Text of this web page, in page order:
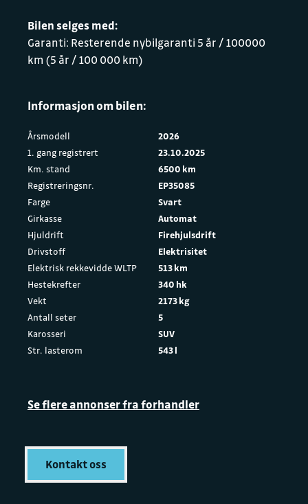
Bilen selges med:
Garanti: Resterende nybilgaranti 5 år / 100000
km (5 år / 100 000 km)
Informasjon om bilen:
Årsmodell
2026
1. gang registrert
23.10.2025
Km. stand
6500 km
Registreringsnr.
EP35085
Farge
Svart
Girkasse
Automat
Hjuldrift
Firehjulsdrift
Drivstoff
Elektrisitet
Elektrisk rekkevidde WLTP
513 km
Hestekrefter
340 hk
Vekt
2173 kg
Antall seter
5
Karosseri
SUV
Str. lasterom
543 l
Se flere annonser fra forhandler
Kontakt oss